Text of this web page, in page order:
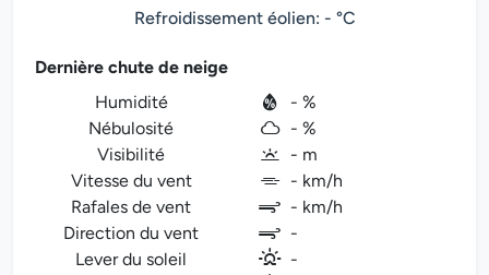
Refroidissement éolien: - °C
Dernière chute de neige
Humidité
- %
Nébulosité
- %
Visibilité
- m
Vitesse du vent
- km/h
Rafales de vent
- km/h
Direction du vent
-
Lever du soleil
-